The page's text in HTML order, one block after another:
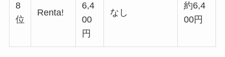
8
位
Renta!
6,4
00
円
なし
約6,4
00円